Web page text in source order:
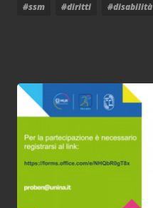
#ssm #diritti #disabilità